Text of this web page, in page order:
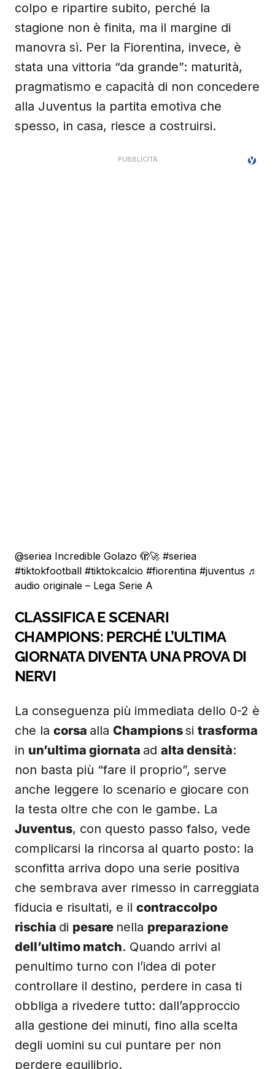
colpo e ripartire subito, perché la
stagione non è finita, ma il margine di
manovra sì. Per la Fiorentina, invece, è
stata una vittoria “da grande”: maturità,
pragmatismo e capacità di non concedere
alla Juventus la partita emotiva che
spesso, in casa, riesce a costruirsi.
@seriea Incredible Golazo 🫣🚀 #seriea
#tiktokfootball #tiktokcalcio #fiorentina #juventus ♬
audio originale – Lega Serie A
CLASSIFICA E SCENARI
CHAMPIONS: PERCHÉ L’ULTIMA
GIORNATA DIVENTA UNA PROVA DI
NERVI
La conseguenza più immediata dello 0-2 è
che la corsa alla Championssi trasforma
in un’ultima giornata ad alta densità:
non basta più “fare il proprio”, serve
anche leggere lo scenario e giocare con
la testa oltre che con le gambe. La
Juventus, con questo passo falso, vede
complicarsi la rincorsa al quarto posto: la
sconfitta arriva dopo una serie positiva
che sembrava aver rimesso in carreggiata
fiducia e risultati, e il contraccolpo
rischia di pesare nella preparazione
dell’ultimo match. Quando arrivi al
penultimo turno con l’idea di poter
controllare il destino, perdere in casa ti
obbliga a rivedere tutto: dall’approccio
alla gestione dei minuti, fino alla scelta
degli uomini su cui puntare per non
perdere equilibrio.